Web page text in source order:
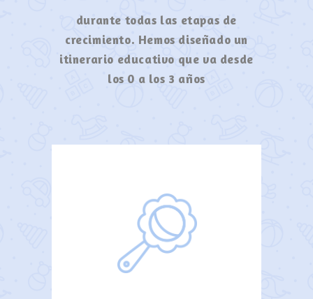
durante todas las etapas de
crecimiento. Hemos diseñado un
itinerario educativo que va desde
los 0 a los 3 años